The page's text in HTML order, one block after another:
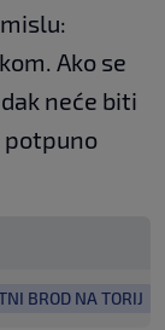
Ako se
neće biti
potpuno
BROD NA TORIJ